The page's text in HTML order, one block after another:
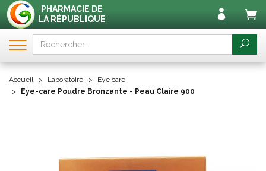
PHARMACIE DE
LA RÉPUBLIQUE
Accueil Laboratoire
Eye care
Eye-care Poudre Bronzante - Peau Claire 900